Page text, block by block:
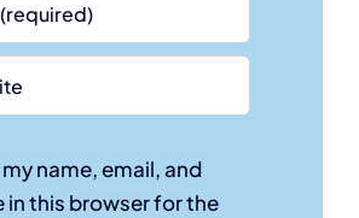
my name, email, and
in this browser for the